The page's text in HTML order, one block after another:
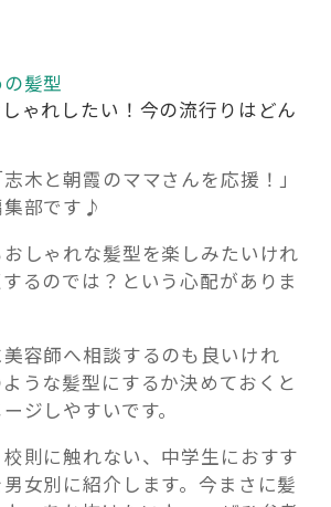
協力店
ディネーター紹介
暮らし 住み替え相談
髪型
ゃれしたい！今の流行りはどん
木と朝霞のママさんを応援！」
集部です♪
しゃれな髪型を楽しみたいけれ
るのでは？という心配がありま
容師へ相談するのも良いけれ
うな髪型にするか決めておくと
ジしやすいです。
則に触れない、中学生におすす
女別に紹介します。今まさに髪